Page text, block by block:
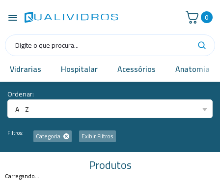
0
Vidrarias Hospitalar Acessórios Anatomia
Ordenar:
A - Z
Filtros: Categoria: Exibir Filtros
Produtos
Carregando...